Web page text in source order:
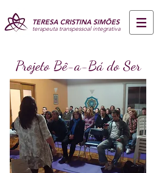
TERESA CRISTINA SIMÕES
terapeuta transpessoal integrativa
Projeto Bê-a-Bá do Ser